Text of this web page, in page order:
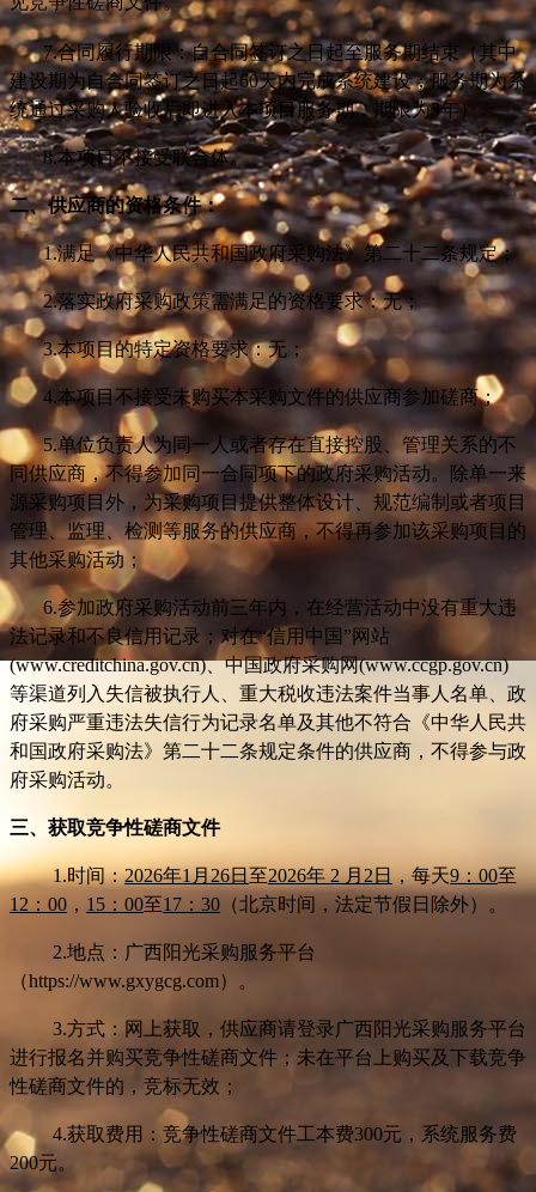
7.合同履行期限：自合同签订之日起至服务期结束（其中
建设期为自合同签订之日起60天内完成系统建设；服务期为系
统通过采购人验收后即进入本项目服务期，期限为3年）。
8.本项目不接受联合体。
二、供应商的资格条件：
1.满足《中华人民共和国政府采购法》第二十二条规定；
2.落实政府采购政策需满足的资格要求：无；
3.本项目的特定资格要求：无；
4.本项目不接受未购买本采购文件的供应商参加磋商；
5.单位负责人为同一人或者存在直接控股、管理关系的不
同供应商，不得参加同一合同项下的政府采购活动。除单一来
源采购项目外，为采购项目提供整体设计、规范编制或者项目
管理、监理、检测等服务的供应商，不得再参加该采购项目的
其他采购活动；
6.参加政府采购活动前三年内，在经营活动中没有重大违
法记录和不良信用记录；对在“信用中国”网站
(www.creditchina.gov.cn)、中国政府采购网(www.ccgp.gov.cn)
等渠道列入失信被执行人、重大税收违法案件当事人名单、政
府采购严重违法失信行为记录名单及其他不符合《中华人民共
和国政府采购法》第二十二条规定条件的供应商，不得参与政
府采购活动。
三、获取竞争性磋商文件
1.时间：2026年1月26日至2026年 2 月2日 ，每天9：00至
12：00 ， 15：00至17：30 （北京时间，法定节假日除外）。
2.地点 ：广西阳光采购服务平台
（https://www.gxygcg.com）
。
3.方式：网上获取，供应商请登录广西阳光采购服务平台
进行报名并购买竞争性磋商文件 ；未在平台上购买及下载竞争
性磋商文件的，竞标无效；
4.获取费用：竞争性磋商文件工本费300元，系统服务费
200元。